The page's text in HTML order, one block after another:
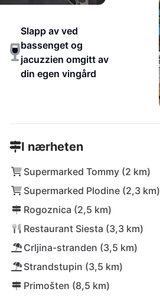
Slapp av ved
bassenget og
jacuzzien omgitt av
din egen vingård
I nærheten
Supermarked Tommy (2 km)
Supermarked Plodine (2,3 km)
Rogoznica (2,5 km)
Restaurant Siesta (3,3 km)
Crljina-stranden (3,5 km)
Strandstupin (3,5 km)
Primošten (8,5 km)